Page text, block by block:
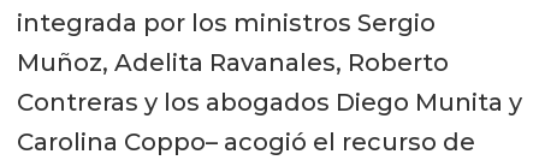
integrada por los ministros Sergio
Muñoz, Adelita Ravanales, Roberto
Contreras y los abogados Diego Munita y
Carolina Coppo– acogió el recurso de